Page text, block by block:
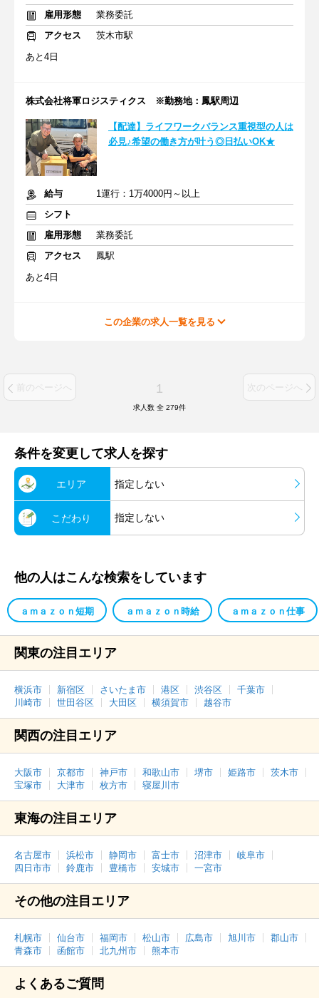
雇用形態
業務委託
アクセス
茨木市駅
あと4日
株式会社将軍ロジスティクス ※勤務地：鳳駅周辺
【配達】ライフワークバランス重視型の人は
必見♪希望の働き方が叶う◎日払いOK★
給与
1運行：1万4000円～以上
シフト
雇用形態
業務委託
アクセス
鳳駅
あと4日
この企業の求人一覧を見る
前のページへ 1 次のページへ
求人数 全 279件
条件を変更して求人を探す
エリア 指定しない
こだわり 指定しない
他の人はこんな検索をしています
ａｍａｚｏｎ短期 ａｍａｚｏｎ時給 ａｍａｚｏｎ仕事
関東の注目エリア
横浜市 新宿区 さいたま市 港区 渋谷区
千葉市
川崎市
世田谷区 大田区 横須賀市 越谷市
関西の注目エリア
大阪市 京都市 神戸市 和歌山市 堺市 姫路市
茨木市
宝塚市
大津市 枚方市 寝屋川市
東海の注目エリア
名古屋市 浜松市 静岡市 富士市 沼津市
岐阜市
四日市市
鈴鹿市 豊橋市 安城市 一宮市
その他の注目エリア
札幌市 仙台市 福岡市 松山市 広島市 旭川市
郡山市
青森市
函館市 北九州市 熊本市
よくあるご質問